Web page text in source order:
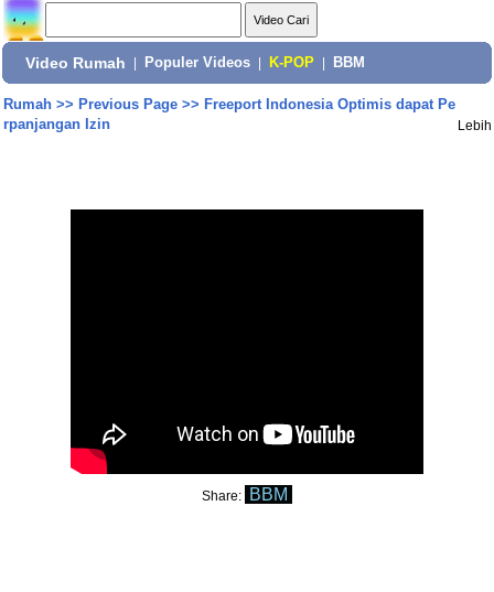
Video Rumah Populer Videos K-POP BBM
Rumah>> Previous Page>> Freeport Indonesia Optimis dapat Pe
rpanjangan Izin
Lebih
Share: BBM